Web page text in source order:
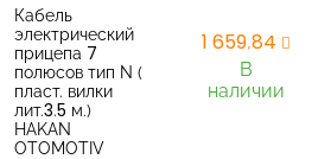
Кабель
электрический
прицепа 7
полюсов тип N (
пласт. вилки
лит.3.5 м.)
HAKAN
OTOMOTIV
1 659,84
В
наличии